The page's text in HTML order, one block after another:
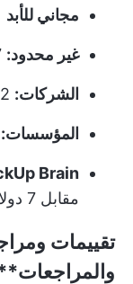
مجاني للأبد
غير محدود:
الشركات:
المؤسسات:
Brain:
مقابل 7 دولارات لكل مستخدم شهريًا
تقييمات